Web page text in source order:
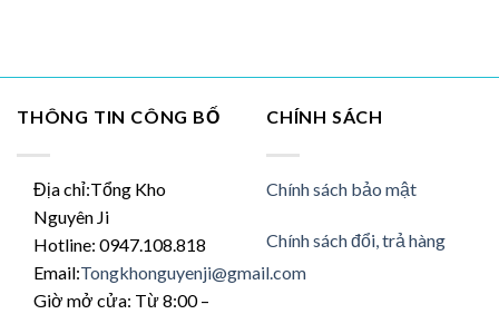
chọn
được
trang
sản
phẩm
chọn
được
trên
THÔNG TIN CÔNG BỐ
Địa chỉ:Tổng Kho
Nguyên Ji
Hotline: 0947.108.818
Email:Tongkhonguyenji@gmail.com
Giờ mở cửa: Từ 8:00 –
CHÍNH SÁCH
Chính sách bảo mật
Chính sách đổi, trả hàng